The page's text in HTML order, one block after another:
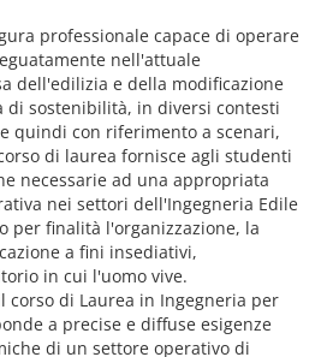
professionale capace di operare
nell'attuale
dell'edilizia e della modificazione
sostenibilità, in diversi contesti
quindi con riferimento a scenari,
di laurea fornisce agli studenti
necessarie ad una appropriata
nei settori dell'Ingegneria Edile
per finalità l'organizzazione, la
a fini insediativi,
in cui l'uomo vive.
corso di Laurea in Ingegneria per
a precise e diffuse esigenze
di un settore operativo di